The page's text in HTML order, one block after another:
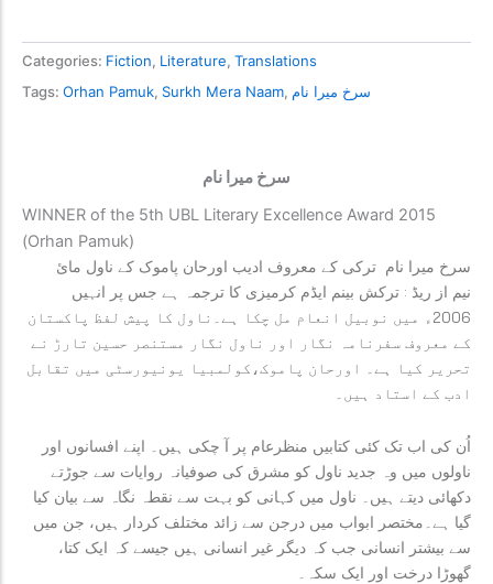
Categories: Fiction, Literature, Translations
Tags: Orhan Pamuk, Surkh Mera Naam, سرخ میرا نام
سرخ میرا نام
WINNER of the 5th UBL Literary Excellence Award 2015
(Orhan Pamuk)
نیم از ریڈ : ترکش بینم ایڈم کرمیزی کا ترجمہ ہے جس پر انہیں
2006ء میں نوبیل انعام مل چکا ہے۔ناول کا پیش لفظ پاکستان
کے معروف سفرنامہ نگار اور ناول نگار مستنصر حسین تارڑ نے
تحریر کیا ہے۔ اورحان پاموک،کولمبیا یونیورسٹی میں تقابل
ادب کے استاد ہیں۔
اُن کی اب تک کئی کتابیں منظرعام پر آ چکی ہیں۔ اپنے افسانوں اور
ناولوں میں وہ جدید ناول کو مشرق کی صوفیانہ روایات سے جوڑتے
دکھائی دیتے ہیں۔ ناول میں کہانی کو بہت سے نقطہ نگاہ سے بیان کیا
گیا ہے۔مختصر ابواب میں درجن سے زائد مختلف کردار ہیں، جن میں
سے بیشتر انسانی جب کہ دیگر غیر انسانی ہیں جیسے کہ ایک کتا،
گھوڑا درخت اور ایک سکہ۔